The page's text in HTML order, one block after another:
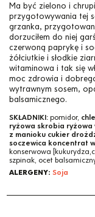
Ma być zielono i
przygotowywania tej
grzanka,
dorzuciłem do niej
czerwoną paprykę i
żółciutkie i słodkie
witaminowa i tak się
moc zdrowia i
wytrawnym sosem,
balsamicznego.
SKŁADNIKI: pomidor,
ryżowa skrobia
z manioku cukier
soczewica koncentrat
konserwowa
szpinak, ocet
ALERGENY: Soja